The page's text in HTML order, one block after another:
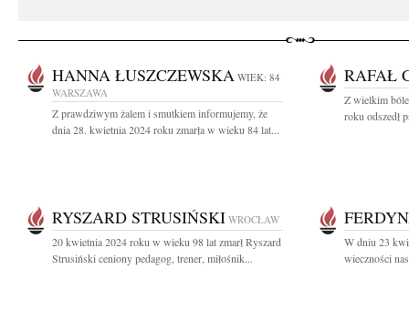
HANNA ŁUSZCZEWSKA WIEK: 84
WARSZAWA
Z prawdziwym żalem i smutkiem informujemy, że
dnia 28. kwietnia 2024 roku zmarła w wieku 84 lat...
RAFAŁ
Z wielkim
roku odszedł
RYSZARD STRUSIŃSKI WROCŁAW
20 kwietnia 2024 roku w wieku 98 lat zmarł Ryszard
Strusiński ceniony pedagog, trener, miłośnik...
W dniu 23
wieczności